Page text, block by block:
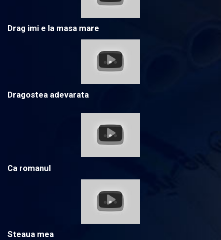
Drag imi e la masa mare
Dragostea adevarata
Ca romanul
Steaua mea